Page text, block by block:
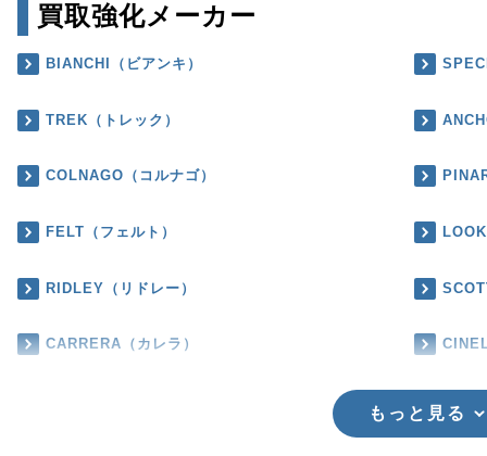
買取強化メーカー
BIANCHI（ビアンキ）
TREK（トレック）
COLNAGO（コルナゴ）
FELT（フェルト）
RIDLEY（リドレー）
CARRERA（カレラ）
もっと見る